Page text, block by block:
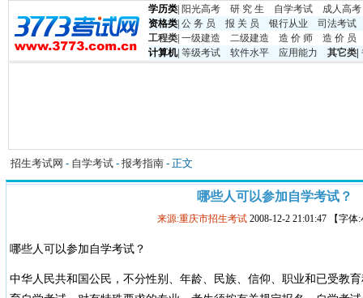
学历类 阳光高考 研 究 生 自学考试
成人高考
资格类 公 务 员 报 关 员 银行从业
司法考试
工程类 一级建造 二级建造 造 价 师
造 价 员
计算机| 等级考试 软件水平 应用能力 其它类
招生考试网 - 自学考试 - 报考指南 - 正文
哪些人可以参加自学考试？
来源:重庆市招生考试 2008-12-2 21:01:47 【字体
哪些人可以参加自学考试？
中华人民共和国公民，不分性别、年龄、民族、信仰、职业和已受教